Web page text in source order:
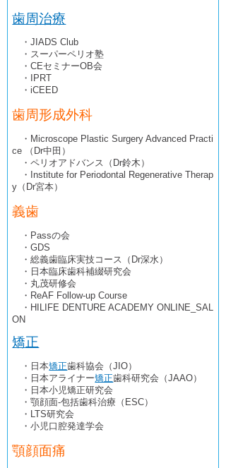
歯周治療
・JIADS Club
・スーパーペリオ塾
・CEセミナーOB会
・IPRT
・iCEED
歯周形成外科
・Microscope Plastic Surgery Advanced Practi
ce （Dr中田）
・ペリオアドバンス（Dr鈴木）
・Institute for Periodontal Regenerative Therap
y（Dr宮本）
義歯
・Passの会
・GDS
・総義歯臨床実技コース（Dr深水）
・日本臨床歯科補綴研究会
・丸茂研修会
・ReAF Follow-up Course
・HILIFE DENTURE ACADEMY ONLINE_SAL
ON
矯正
・日本矯正歯科協会（JIO）
・日本アライナー矯正歯科研究会（JAAO）
・日本小児矯正研究会
・顎顔面-包括歯科治療（ESC）
・LTS研究会
・小児口腔発達学会
顎顔面痛